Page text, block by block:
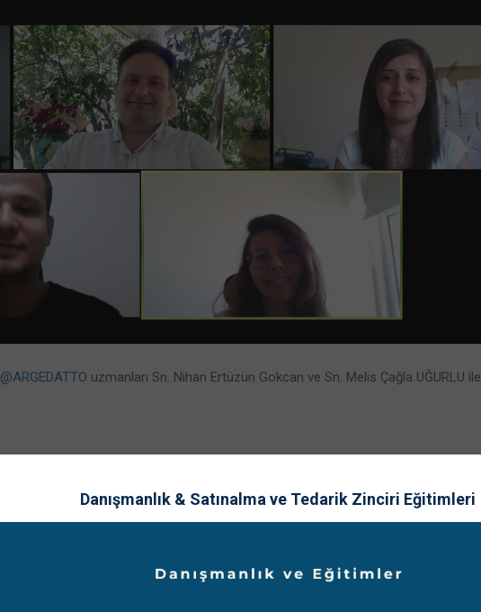
@ARGEDATTO uzmanları Sn. Nihan Ertüzün Gokcan ve Sn. Melis Çağla UĞURLU ile
#patent #teknoloji #üniversite #arge #kuluçka
Danışmanlık & Satınalma ve Tedarik Zinciri Eğitimleri